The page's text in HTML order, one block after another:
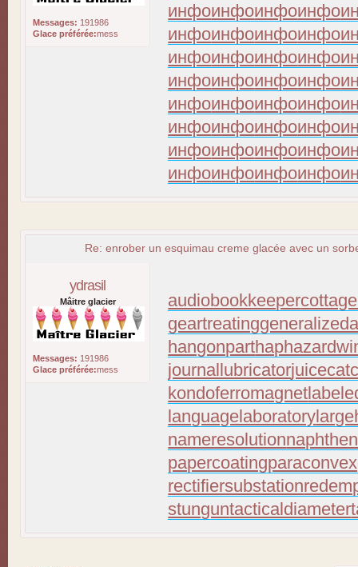
Messages: 191986
Glace préférée:mess
инфоинфоинфоинфо
инфоинфоинфоинфо
инфоинфоинфоинфо
инфоинфоинфоинфо
инфоинфоинфоинфо
инфоинфоинфоинфо
инфоинфоинфоинфо
инфоинфоинфоинфо
Re: enrober un esquimau creme glacée avec un
ydrasil
Mâitre glacier
Messages: 191986
Glace préférée:mess
audiobookkeeper
geartreating
hangonpart
journallubricator
kondoferromagnet
languagelaboratory
nameresolution
papercoating
rectifiersubstation
stunguntacticaldiameter